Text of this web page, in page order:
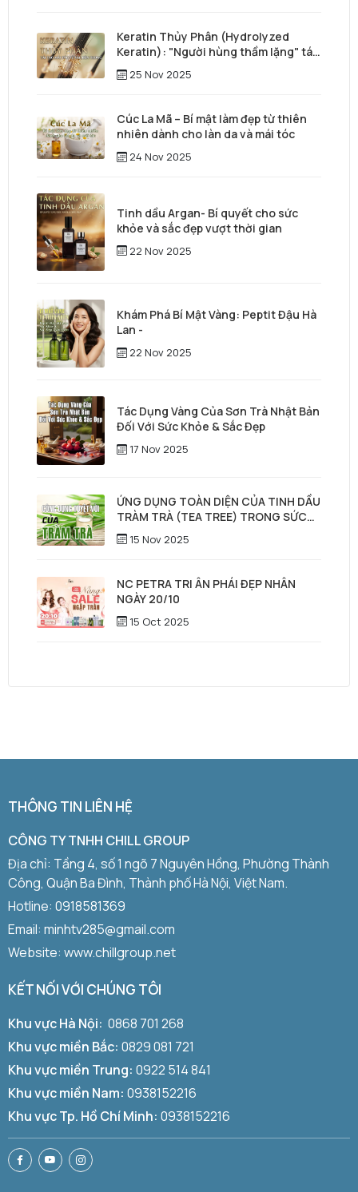
Keratin Thủy Phân (Hydrolyzed
Keratin): "Người hùng thầm lặng" tái
tạo mái tóc từ sâu bên trong
25 Nov 2025
Cúc La Mã – Bí mật làm đẹp từ thiên
nhiên dành cho làn da và mái tóc
24 Nov 2025
Tinh dầu Argan- Bí quyết cho sức
khỏe và sắc đẹp vượt thời gian
22 Nov 2025
Khám Phá Bí Mật Vàng: Peptit Đậu Hà
Lan -
22 Nov 2025
Tác Dụng Vàng Của Sơn Trà Nhật Bản
Đối Với Sức Khỏe & Sắc Đẹp
17 Nov 2025
ỨNG DỤNG TOÀN DIỆN CỦA TINH DẦU
TRÀM TRÀ (TEA TREE) TRONG SỨC
KHỎE, LÀM ĐẸP & CHĂM SÓC TÓC –
DA ĐẦU
15 Nov 2025
NC PETRA TRI ÂN PHÁI ĐẸP NHÂN
NGÀY 20/10
15 Oct 2025
THÔNG TIN LIÊN HỆ
CÔNG TY TNHH CHILL GROUP
Địa chỉ: Tầng 4, số 1 ngõ 7 Nguyên Hồng, Phường Thành
Công, Quận Ba Đình, Thành phố Hà Nội, Việt Nam.
Hotline: 0918581369
Email: minhtv285@gmail.com
Website: www.chillgroup.net
KẾT NỐI VỚI CHÚNG TÔI
Khu vực Hà Nội: 0868 701 268
Khu vực miền Bắc: 0829 081 721
Khu vực miền Trung: 0922 514 841
Khu vực miền Nam: 0938152216
Khu vực Tp. Hồ Chí Minh: 0938152216